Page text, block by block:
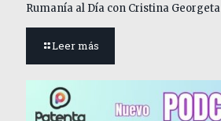
Rumanía al Día con Cristina Georgeta
Leer más